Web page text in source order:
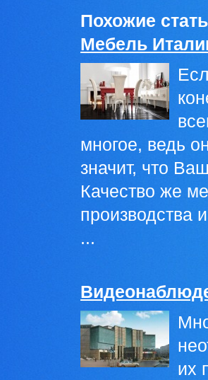
Похожие
Мебель
многое, ведь
значит, что
Качество же
производства
...
их